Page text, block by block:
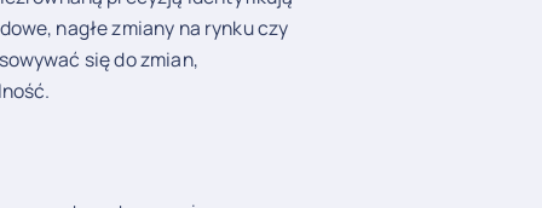
nagłe zmiany na rynku czy
się do zmian,